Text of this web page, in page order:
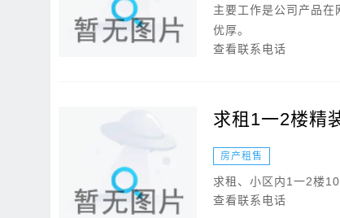
主要工作是公司产品
优厚。
查看联系电话
求租1一2楼精
房产租售
求租、小区内1一2楼
查看联系电话